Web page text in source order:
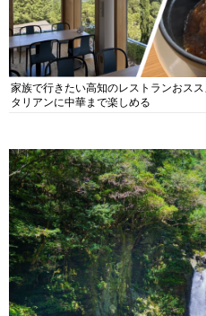
家族で行きたい高知のレストランおス
タリアンに中華まで楽しめる